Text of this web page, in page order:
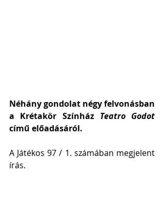
Néhány gondolat négy felvonásban
a Krétakör Színház Teatro Godot
című előadásáról.
A Játékos 97 / 1. számában megjelent
írás.